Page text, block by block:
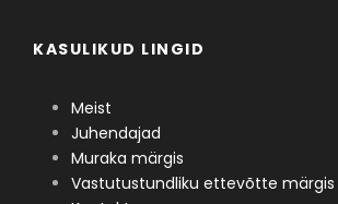
KASULIKUD LINGID
Meist
Juhendajad
Muraka märgis
Vastutustundliku ettevõtte märgis